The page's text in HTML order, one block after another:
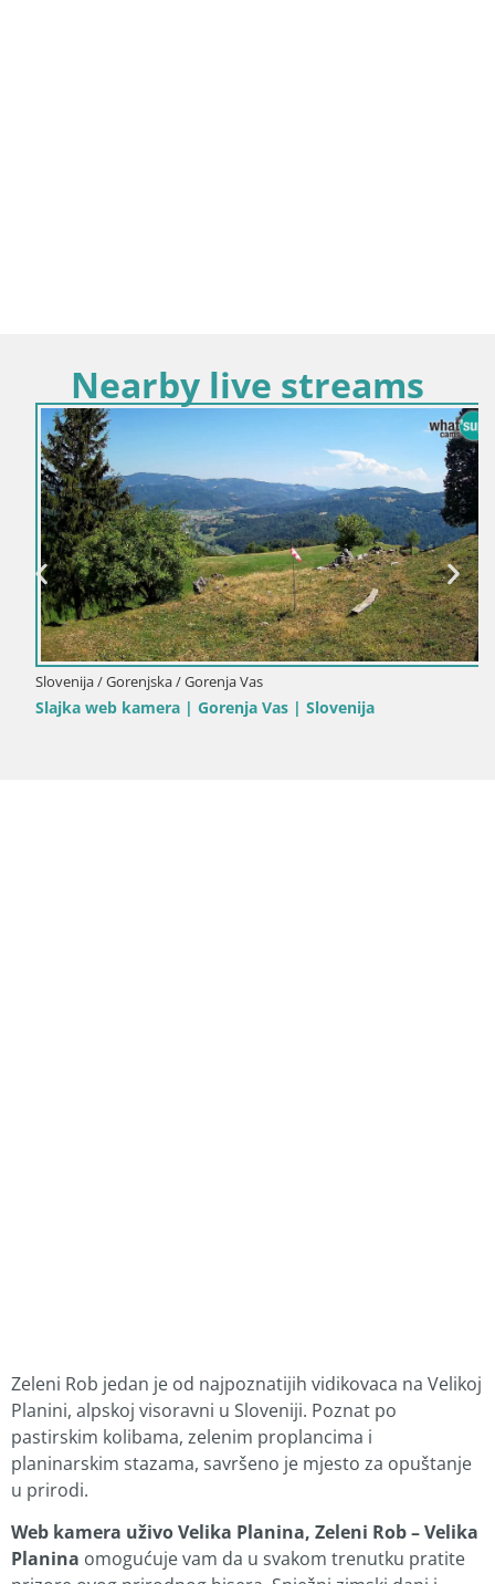
Nearby live streams
Slovenija / Gorenjska / Gorenja Vas
Slajka web kamera | Gorenja Vas | Slovenija
Zeleni Rob jedan je od najpoznatijih vidikovaca na Velikoj
Planini, alpskoj visoravni u Sloveniji. Poznat po
pastirskim kolibama, zelenim proplancima i
planinarskim stazama, savršeno je mjesto za opuštanje
u prirodi.
Web kamera uživo Velika Planina, Zeleni Rob – Velika
Planina omogućuje vam da u svakom trenutku pratite